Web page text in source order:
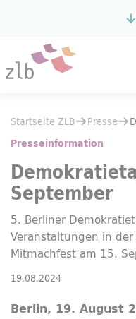
Zum Hauptinhalt
Presse
Demokratietag am 15.
Sie befinden sich hier:
Startseite ZLB Presse
Presseinformation
September
5. Berliner
Veranstaltungen in
Mitmachfest am 15.
19.08.2024
Berlin, 19. August